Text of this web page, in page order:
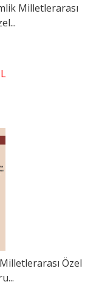
Milletlerarası
Özel